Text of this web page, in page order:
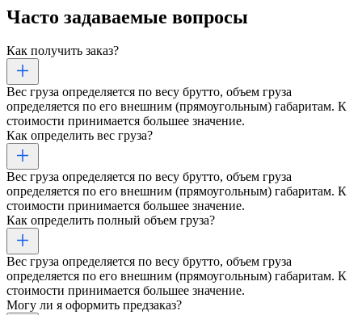
Часто задаваемые вопросы
Как получить заказ?
Вес груза определяется по весу брутто, объем груза
определяется по его внешним (прямоугольным) габаритам. К
стоимости принимается большее значение.
Как определить вес груза?
Вес груза определяется по весу брутто, объем груза
определяется по его внешним (прямоугольным) габаритам. К
стоимости принимается большее значение.
Как определить полный объем груза?
Вес груза определяется по весу брутто, объем груза
определяется по его внешним (прямоугольным) габаритам. К
стоимости принимается большее значение.
Могу ли я оформить предзаказ?